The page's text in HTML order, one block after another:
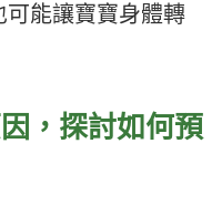
可能讓寶寶身體轉
，探討如何預